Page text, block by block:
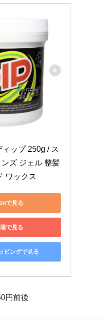
ップ 250g / ス
ズ ジェル 整髪
ワックス
で見る
で見る
ピングで見る
円前後